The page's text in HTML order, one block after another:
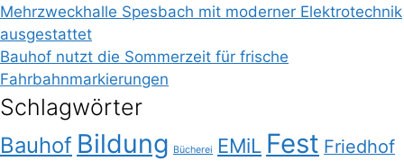
Mehrzweckhalle Spesbach mit moderner Elektrotechnik
ausgestattet
Bauhof nutzt die Sommerzeit für frische
Fahrbahnmarkierungen
Schlagwörter
Bauhof Bildung Bücherei EMiL Fest Friedhof